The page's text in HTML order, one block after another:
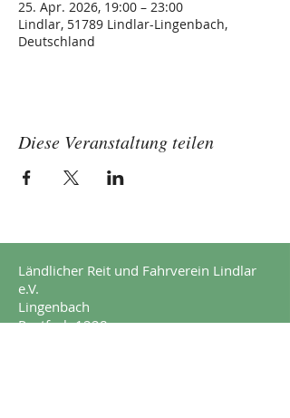
25. Apr. 2026, 19:00 – 23:00
Lindlar, 51789 Lindlar-Lingenbach,
Deutschland
Diese Veranstaltung teilen
Ländlicher Reit und Fahrverein Lindlar
e.V.
Lingenbach
Postfach 1228